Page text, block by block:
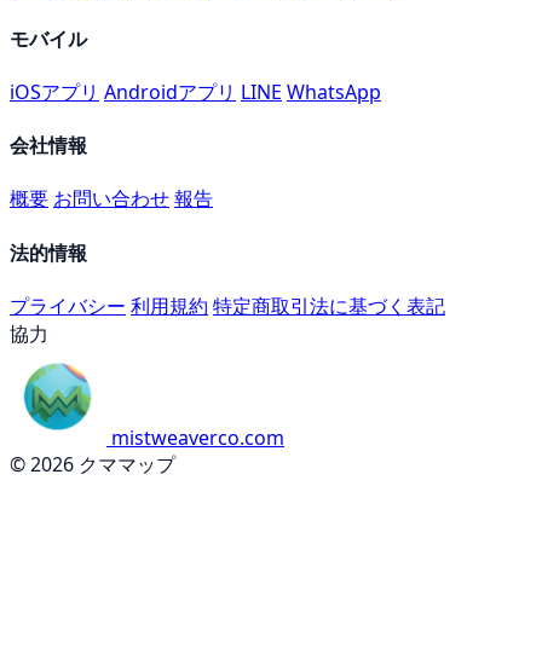
モバイル
iOSアプリ Androidアプリ LINE WhatsApp
会社情報
概要 お問い合わせ報告
法的情報
プライバシー 利用規約 特定商取引法に基づく表記
協力
mistweaverco.com
© 2026 クママップ